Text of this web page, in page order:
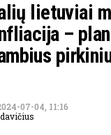
lietuviai
–
07-04, 11:16